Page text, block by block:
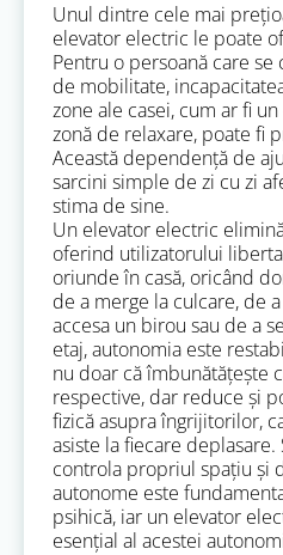
Unul dintre cele mai
elevator electric le poate
Pentru o persoană care
de mobilitate,
zone ale casei, cum ar fi
zonă de relaxare, poate fi
Această dependență de
sarcini simple de zi cu zi
stima de sine.
Un elevator electric
oferind utilizatorului
oriunde în casă, oricând
de a merge la culcare, de
accesa un birou sau de a
etaj, autonomia este
nu doar că îmbunătățește
respective, dar reduce și
fizică asupra îngrijitorilor,
asiste la fiecare
controla propriul spațiu și
autonome este
psihică, iar un elevator
esențial al acestei